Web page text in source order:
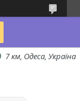
7 км, Одеса, Україна